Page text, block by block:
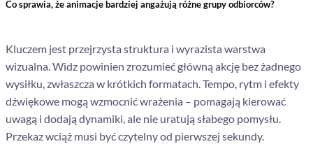
Co sprawia, że animacje bardziej angażują różne grupy odbiorców?
Kluczem jest przejrzysta struktura i wyrazista warstwa
wizualna. Widz powinien zrozumieć główną akcję bez żadnego
wysiłku, zwłaszcza w krótkich formatach. Tempo, rytm i efekty
dźwiękowe mogą wzmocnić wrażenia – pomagają kierować
uwagą i dodają dynamiki, ale nie uratują słabego pomysłu.
Przekaz wciąż musi być czytelny od pierwszej sekundy.